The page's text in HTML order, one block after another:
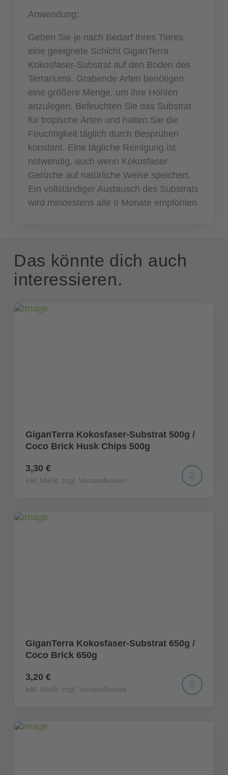
Anwendung:
Geben Sie je nach Bedarf Ihres Tieres
eine geeignete Schicht GiganTerra
Kokosfaser-Substrat auf den Boden des
Terrariums. Grabende Arten benötigen
eine größere Menge, um ihre Höhlen
anzulegen. Befeuchten Sie das Substrat
für tropische Arten und halten Sie die
Feuchtigkeit täglich durch Besprühen
konstant. Eine tägliche Reinigung ist
notwendig, auch wenn Kokosfaser
Gerüche auf natürliche Weise speichert.
Ein vollständiger Austausch des Substrats
wird mindestens alle 6 Monate empfohlen.
Das könnte dich auch
interessieren.
GiganTerra Kokosfaser-Substrat 500g /
Coco Brick Husk Chips 500g
3,30 €
inkl. MwSt. zzgl. Versandkosten
GiganTerra Kokosfaser-Substrat 650g /
Coco Brick 650g
3,20 €
inkl. MwSt. zzgl. Versandkosten